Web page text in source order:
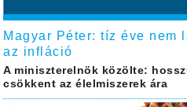
Magyar Péter: tíz éve nem
az infláció
A miniszterelnök közölte:
csökkent az élelmiszerek ára